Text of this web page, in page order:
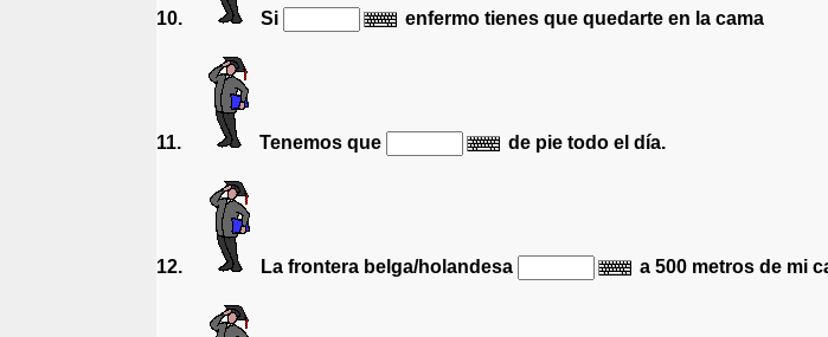
10. Si enfermo tienes que quedarte en la cama
11. Tenemos que de pie todo el día.
12. La frontera belga/holandesa a 500 metros de mi